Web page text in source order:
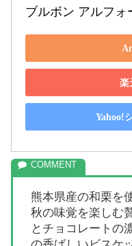
ブルボン アルフォ
楽
Yahoo!
熊本県産の和栗を
秋の味覚を楽しむ
とチョコレートの